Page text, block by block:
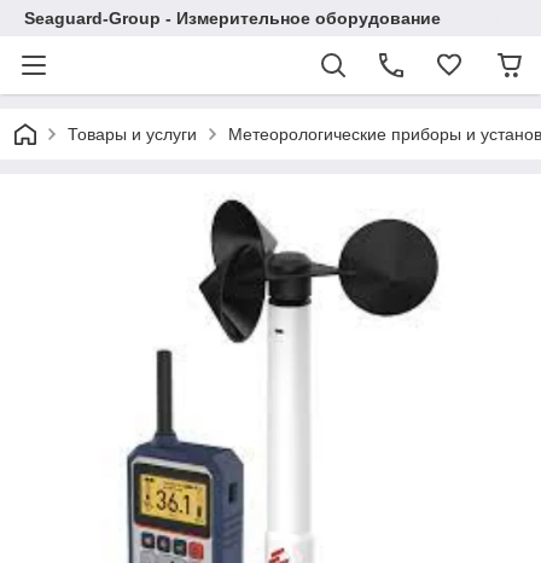
Seaguard-Group - Измерительное оборудование
Товары и услуги Метеорологические приборы и